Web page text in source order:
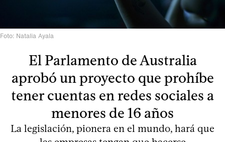
Foto: Natalia Ayala
El Parlamento de Australia
aprobó un proyecto que prohíbe
tener cuentas en redes sociales a
menores de 16 años
La legislación, pionera en el mundo, hará que